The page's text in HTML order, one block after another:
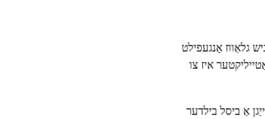
גלאַווז אָנגעפילט
איז צו
אַ ביסל בילדער